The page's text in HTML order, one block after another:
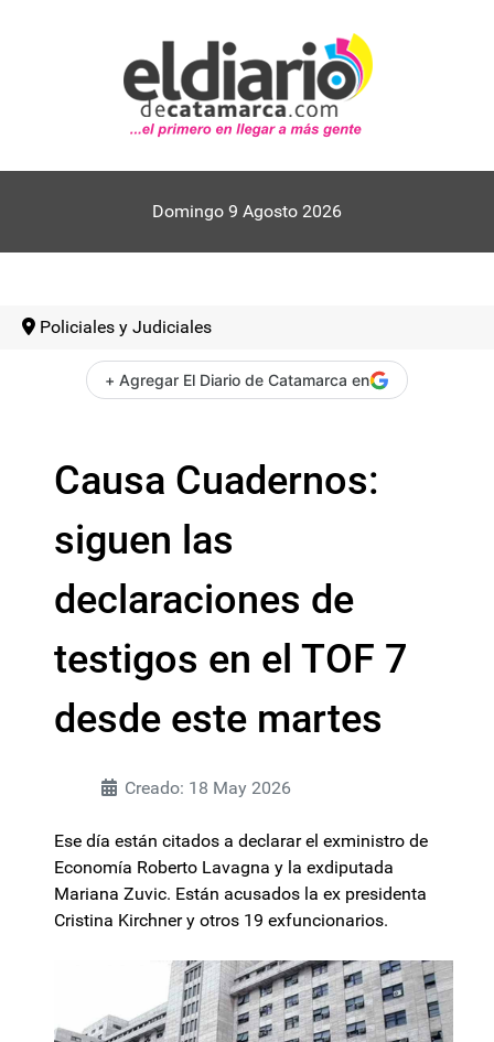
Domingo 9 Agosto 2026
Policiales y Judiciales
+ Agregar El Diario de Catamarca en
Causa Cuadernos:
siguen las
declaraciones de
testigos en el TOF 7
desde este martes
Creado: 18 May 2026
Ese día están citados a declarar el exministro de
Economía Roberto Lavagna y la exdiputada
Mariana Zuvic. Están acusados la ex presidenta
Cristina Kirchner y otros 19 exfuncionarios.